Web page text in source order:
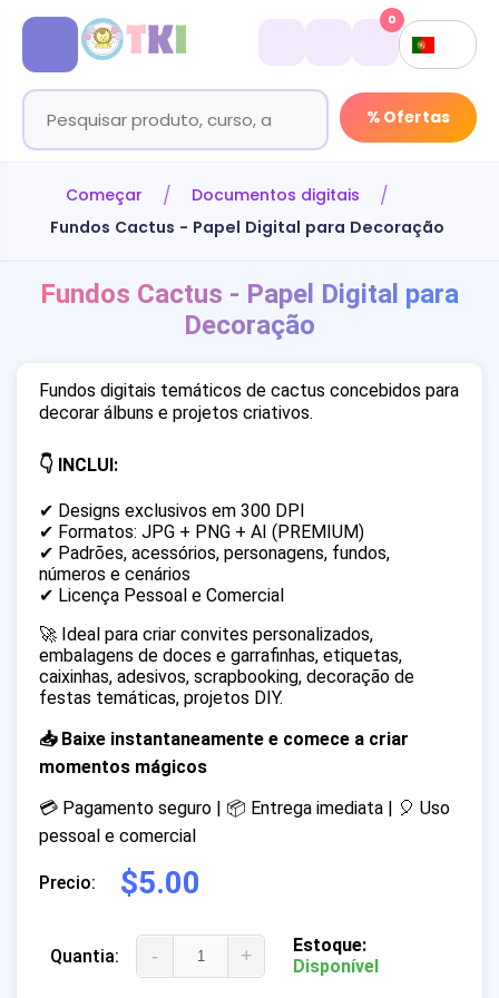
% Ofertas
0
Começar
Documentos digitais
Fundos Cactus - Papel Digital para Decoração
Fundos Cactus - Papel Digital para
Decoração
Fundos digitais temáticos de cactus concebidos para
decorar álbuns e projetos criativos.
👇 INCLUI:
✔ Designs exclusivos em 300 DPI
✔ Formatos: JPG + PNG + AI (PREMIUM)
✔ Padrões, acessórios, personagens, fundos,
números e cenários
✔ Licença Pessoal e Comercial
🚀 Ideal para criar convites personalizados,
embalagens de doces e garrafinhas, etiquetas,
caixinhas, adesivos, scrapbooking, decoração de
festas temáticas, projetos DIY.
📥 Baixe instantaneamente e comece a criar
momentos mágicos
💳 Pagamento seguro | 📦 Entrega imediata | 🎈 Uso
pessoal e comercial
Precio: $5.00
Quantia: - +
Estoque:
Disponível